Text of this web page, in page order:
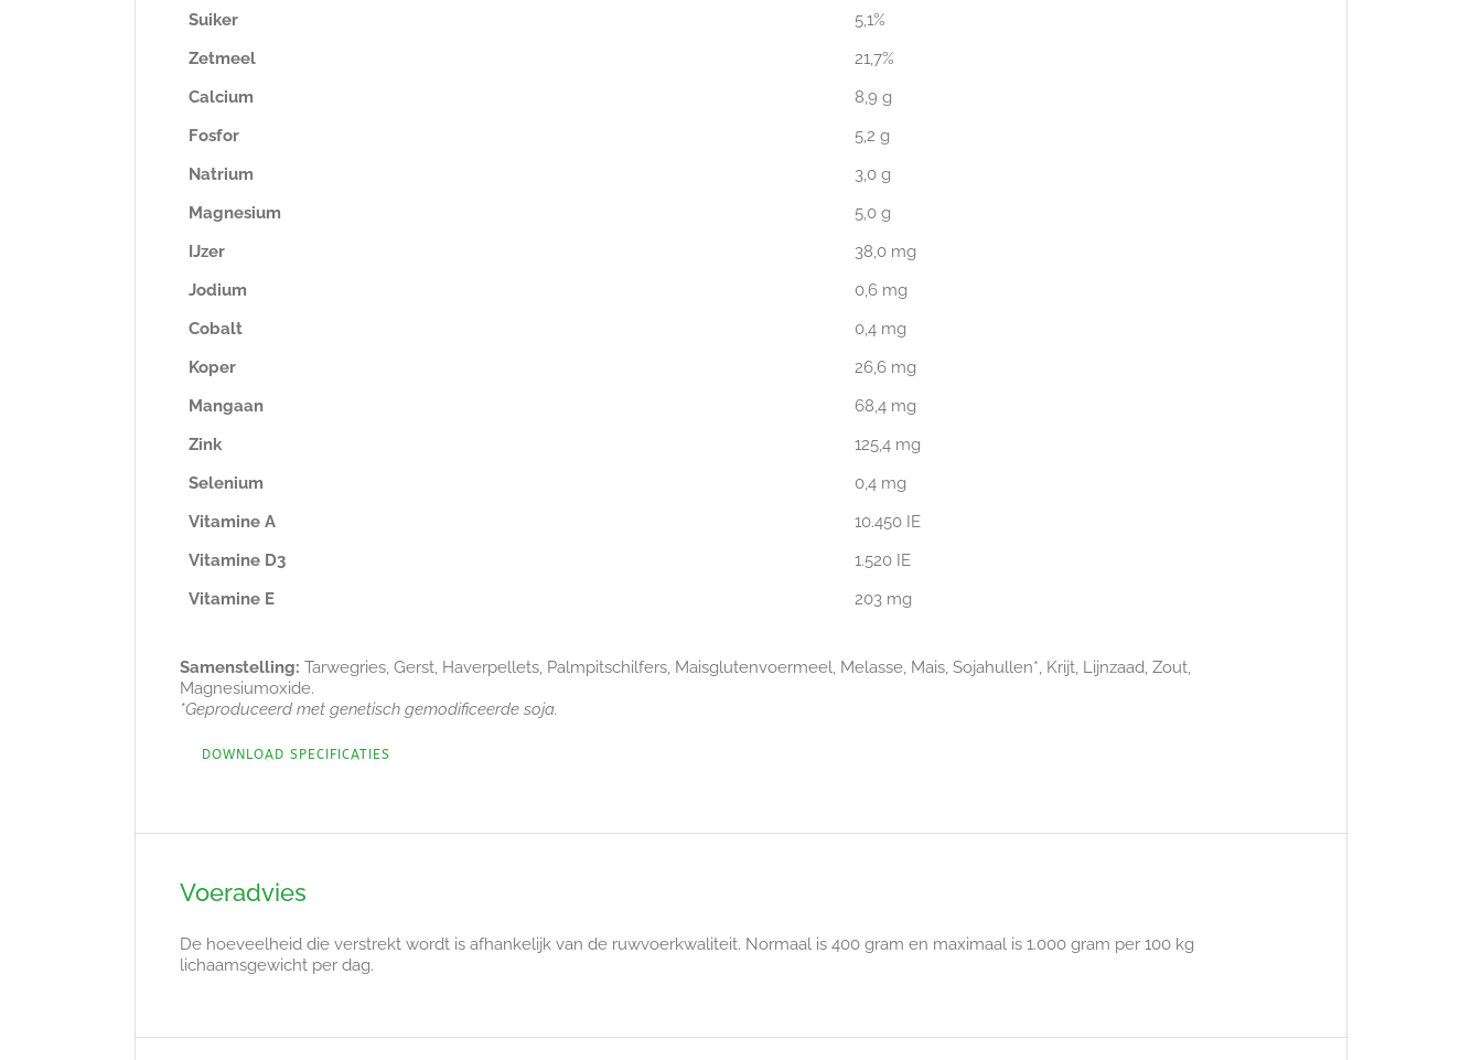
Suiker
5,1%
Zetmeel
21,7%
Calcium
8,9 g
Fosfor
5,2 g
Natrium
3,0 g
Magnesium
5,0 g
IJzer
38,0 mg
Jodium
0,6 mg
Cobalt
0,4 mg
Koper
26,6 mg
Mangaan
68,4 mg
Zink
125,4 mg
Selenium
0,4 mg
Vitamine A
10.450 IE
Vitamine D3
1.520 IE
Vitamine E
203 mg
Samenstelling: Tarwegries, Gerst, Haverpellets, Palmpitschilfers, Maisglutenvoermeel, Melasse, Mais, Sojahullen*, Krijt, Lijnzaad, Zout,
Magnesiumoxide.
*Geproduceerd met genetisch gemodificeerde soja.
DOWNLOAD SPECIFICATIES
Voeradvies
De hoeveelheid die verstrekt wordt is afhankelijk van de ruwvoerkwaliteit. Normaal is 400 gram en maximaal is 1.000 gram per 100 kg
lichaamsgewicht per dag.